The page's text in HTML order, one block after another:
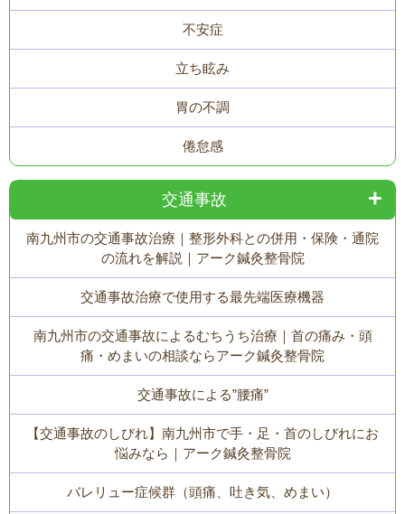
不安症
立ち眩み
胃の不調
倦怠感
交通事故
南九州市の交通事故治療｜整形外科との併用・保険・通院
の流れを解説｜アーク鍼灸整骨院
交通事故治療で使用する最先端医療機器
南九州市の交通事故によるむちうち治療｜首の痛み・頭
痛・めまいの相談ならアーク鍼灸整骨院
交通事故による”腰痛”
【交通事故のしびれ】南九州市で手・足・首のしびれにお
悩みなら｜アーク鍼灸整骨院
バレリュー症候群（頭痛、吐き気、めまい）